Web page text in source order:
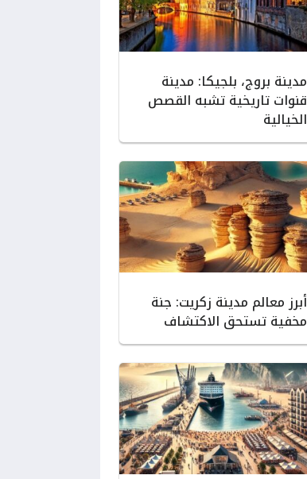
مدينة بروج، بلجيكا: مدينة
قنوات تاريخية تشبه القصص
الخيالية
أبرز معالم مدينة زكريت: جنة
مخفية تستحق الاكتشاف